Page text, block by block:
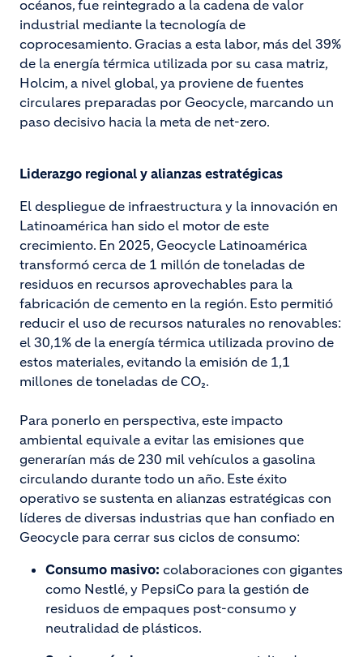
océanos, fue reintegrado a la cadena de valor
industrial mediante la tecnología de
coprocesamiento. Gracias a esta labor, más del 39%
de la energía térmica utilizada por su casa matriz,
Holcim, a nivel global, ya proviene de fuentes
circulares preparadas por Geocycle, marcando un
paso decisivo hacia la meta de net-zero.
Liderazgo regional y alianzas estratégicas
El despliegue de infraestructura y la innovación en
Latinoamérica han sido el motor de este
crecimiento. En 2025, Geocycle Latinoamérica
transformó cerca de 1 millón de toneladas de
residuos en recursos aprovechables para la
fabricación de cemento en la región. Esto permitió
reducir el uso de recursos naturales no renovables:
el 30,1% de la energía térmica utilizada provino de
estos materiales, evitando la emisión de 1,1
millones de toneladas de CO₂.
Para ponerlo en perspectiva, este impacto
ambiental equivale a evitar las emisiones que
generarían más de 230 mil vehículos a gasolina
circulando durante todo un año. Este éxito
operativo se sustenta en alianzas estratégicas con
líderes de diversas industrias que han confiado en
Geocycle para cerrar sus ciclos de consumo:
Consumo masivo: colaboraciones con gigantes
como Nestlé, y PepsiCo para la gestión de
residuos de empaques post-consumo y
neutralidad de plásticos.